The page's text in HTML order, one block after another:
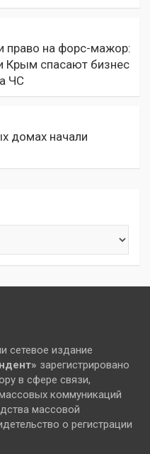
право на форс-мажор:
Крым спасают бизнес
ЧС
домах начали
сетевое издание
зарегистрировано
в сфере связи,
коммуникаций
массовой
о регистрации